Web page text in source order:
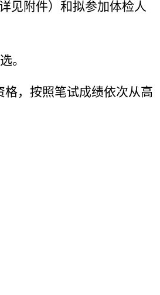
见附件）和拟参加体检人
。
，按照笔试成绩依次从高